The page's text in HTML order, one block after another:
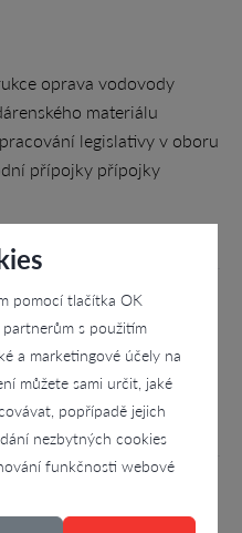
pomocí tlačítka OK
partnerům s použitím
a marketingové účely na
můžete sami určit, jaké
popřípadě jejich
nezbytných cookies
funkčnosti webové
oprava vodovody
materiálu
legislativy v oboru
přípojky přípojky